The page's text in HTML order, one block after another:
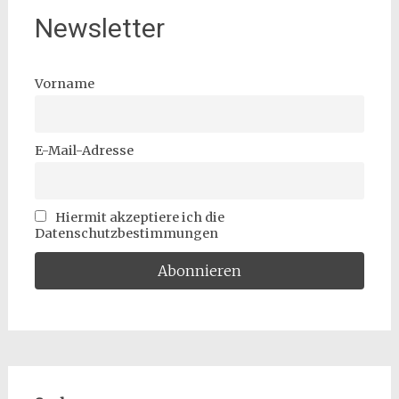
Newsletter
Vorname
E-Mail-Adresse
Hiermit akzeptiere ich die
Datenschutzbestimmungen